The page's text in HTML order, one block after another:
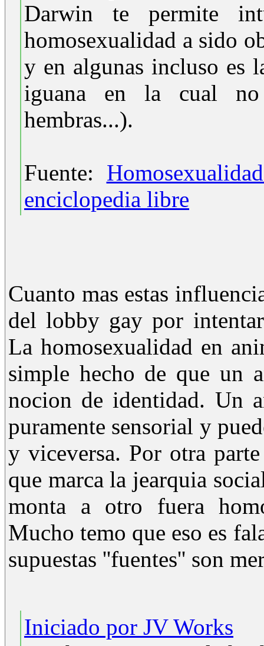
Darwin te permite
homosexualidad a sido
y en algunas incluso es
iguana en la cual no
hembras...).
Fuente:
enciclopedia libre
Cuanto mas estas
del lobby gay por
La homosexualidad en
simple hecho de que un
nocion de identidad. Un
puramente sensorial y
y viceversa. Por otra
que marca la jearquia
monta a otro fuera
Mucho temo que eso es
supuestas ''fuentes'' son
Iniciado por JV Works